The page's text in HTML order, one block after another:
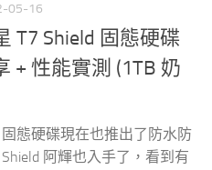
05-16
T7 Shield 固態硬碟
+ 性能實測 (1TB 奶
態硬碟現在也推出了防水防
阿輝也入手了，看到有